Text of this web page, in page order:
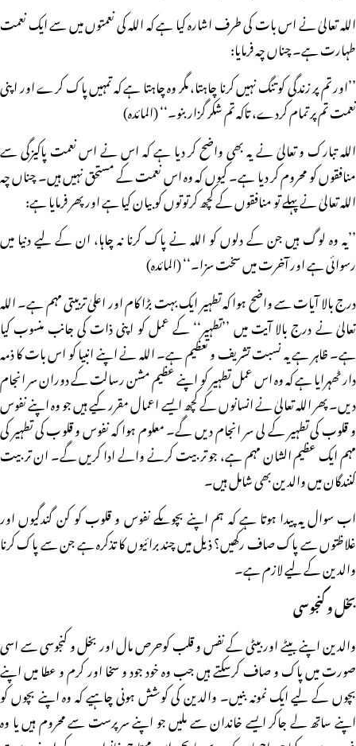
اللہ تعالیٰ نے اس بات کی طرف اشارہ کیا ہے کہ اللہ کی نعمتوں میں سے ایک نعمت
طہارت ہے۔ چناں چہ فرمایا:
’’اور تم پر زندگی کو تنگ نہیں کرنا چاہتا، مگر وہ چاہتا ہے کہ تمہیں پاک کرے اور اپنی
نعمت تم پر تمام کردے، تاکہ تم شکر گزار بنو۔‘‘ (المائدہ)
اللہ تبارک و تعالیٰ نے یہ بھی واضح کر دیا ہے کہ اس نے اس نعمت پاکیزگی سے
منافقوں کو محروم کر دیا ہے۔ کیوں کہ وہ اس نعمت کے مستحق نہیں ہیں۔ چناں چہ
اللہ تعالیٰ نے پہلے تو منافقوں کے کچھ کرتوتوں کو بیان کیا ہے اور پھر فرمایا ہے:
’’یہ وہ لوگ ہیں جن کے دلوں کو اللہ نے پاک کرنا نہ چاہا، ان کے لیے دنیا میں
رسوائی ہے اور آخرت میں سخت سزا۔‘‘ (المائدہ)
درج بالا آیات سے واضح ہوا کہ تطہیر ایک بہت بڑا کام اور اعلیٰ تربیتی مہم ہے۔ اللہ
تعالیٰ نے درج بالا آیت میں ’’تطہیر‘‘ کے عمل کو اپنی ذات کی جانب منسوب کیا
ہے۔ ظاہر ہے یہ نسبت تشریف و تعظیم ہے۔ اللہ نے اپنے انبیا کو اس بات کا ذمہ
دار ٹھہرایا ہے کہ وہ اس عمل تطہیر کو اپنے عظیم مشن رسالت کے دوران سر انجام
دیں۔ پھر اللہ تعالیٰ نے انسانوں کے کچھ ایسے اعمال مقرر کیے ہیں جو وہ اپنے نفوس
و قلوب کی تطہیر کے لی سر انجام دیں گے۔ معلوم ہوا کہ نفوس و قلوب کی تطہیر کی
مہم ایک عظیم الشان مہم ہے، جو تربیت کرنے والے ادا کریں گے۔ ان تربیت
کنندگان میں والدین بھی شامل ہیں۔
اب سوال یہ پیدا ہوتا ہے کہ ہم اپنے بچوںکے نفوس و قلوب کو کن گندگیوں اور
غلاظتوں سے پاک صاف رکھیں؟ ذیل میں چند برائیوں کا تذکرہ ہے جن سے پاک کرنا
والدین کے لیے لازم ہے۔
بخل و کنجوسی
والدین اپنے بیٹے اور بیٹی کے نفس و قلب کوحرص مال اور بخل و کنجوسی سے اسی
صورت میں پاک و صاف کرسکتے ہیں جب وہ خود جود و سخا اور کرم و عطا میں اپنے
بچوں کے لیے ایک نمونہ بنیں۔ والدین کی کوشش ہونی چاہیے کہ وہ اپنے بچوں کو
اپنے ساتھ لے جاکر ایسے خاندان سے ملیں جو اپنے سرپرست سے محروم ہیں یا وہ